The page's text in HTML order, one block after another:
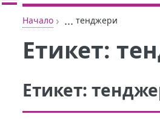
Начало › ... тенджери
Етикет:
Етикет: